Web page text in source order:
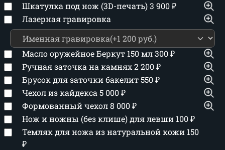
Шкатулка под нож (3D-печать)3 900₽
Лазерная гравировка
Масло оружейное Беркут 150 мл300₽
Ручная заточка на камнях2 200₽
Брусок для заточки бакелит550₽
Чехол из кайдекса 5 000₽
Формованный чехол8 000₽
Нож и ножны (без клише) для левши 100₽
Темляк для ножа из натуральной кожи 150
₽